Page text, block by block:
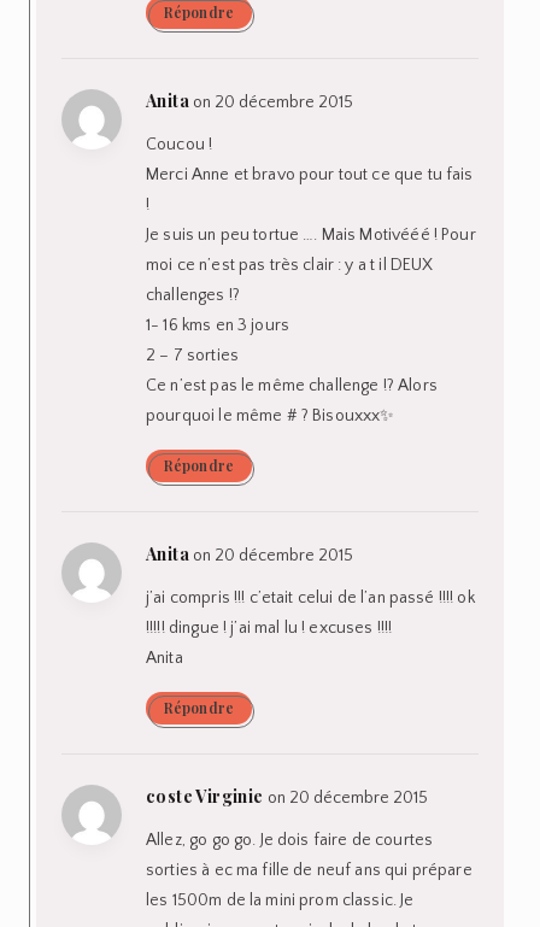
Répondre
Anita on 20 décembre 2015
Coucou !
Merci Anne et bravo pour tout ce que tu fais
!
Je suis un peu tortue …. Mais Motivééé ! Pour
moi ce n’est pas très clair : y a t il DEUX
challenges !?
1- 16 kms en 3 jours
2 – 7 sorties
Ce n’est pas le même challenge !? Alors
pourquoi le même # ? Bisouxxx✨
Répondre
Anita on 20 décembre 2015
j’ai compris !!! c’etait celui de l’an passé !!!! ok
!!!!! dingue ! j’ai mal lu ! excuses !!!!
Anita
Répondre
coste Virginie on 20 décembre 2015
Allez, go go go. Je dois faire de courtes
sorties à ec ma fille de neuf ans qui prépare
les 1500m de la mini prom classic. Je